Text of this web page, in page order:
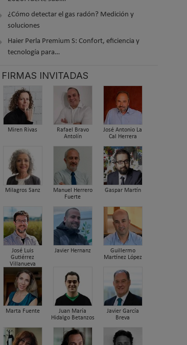
¿Cómo detectar el gas radón? Medición y
soluciones
Haier Perla Premium S: Confort, eficiencia y
tecnología para…
FIRMAS INVITADAS
Miren Rivas
Rafael Bravo
Antolín
José Antonio La
Cal Herrera
Milagros Sanz
Manuel Herrero
Fuerte
Gaspar Martín
José Luis
Gutiérrez
Villanueva
Javier Hernanz
Guillermo
Martínez López
Marta Fuente
Juan María
Hidalgo Betanzos
Javier García
Breva